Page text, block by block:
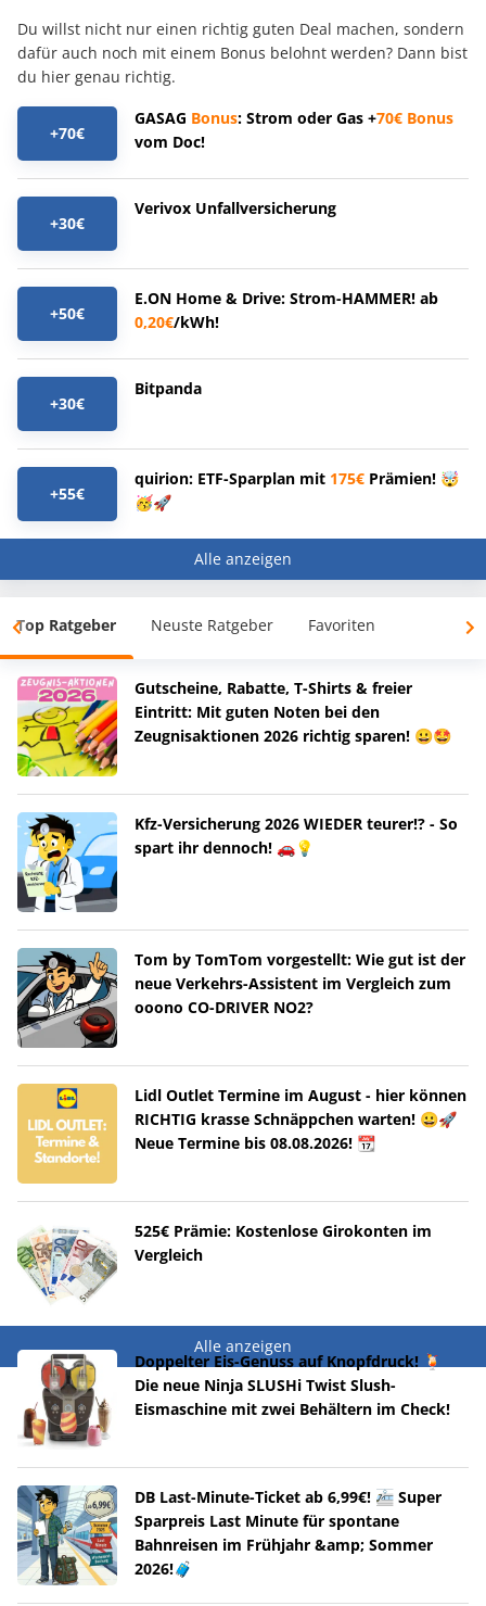
Du willst nicht nur einen richtig guten Deal machen, sondern
dafür auch noch mit einem Bonus belohnt werden? Dann bist
du hier genau richtig.
+70€
GASAG Bonus: Strom oder Gas +70€ Bonus
vom Doc!
+30€
Verivox Unfallversicherung
+50€
E.ON Home & Drive: Strom-HAMMER! ab
0,20€/kWh!
+30€
Bitpanda
+55€
quirion: ETF-Sparplan mit 175€ Prämien! 🤯
🥳🚀
Alle anzeigen
Top Ratgeber Neuste Ratgeber Favoriten
Gutscheine, Rabatte, T-Shirts & freier
Eintritt: Mit guten Noten bei den
Zeugnisaktionen 2026 richtig sparen! 😀🤩
Kfz-Versicherung 2026 WIEDER teurer!? - So
spart ihr dennoch! 🚗💡
Tom by TomTom vorgestellt: Wie gut ist der
neue Verkehrs-Assistent im Vergleich zum
ooono CO-DRIVER NO2?
Lidl Outlet Termine im August - hier können
RICHTIG krasse Schnäppchen warten! 😀🚀
Neue Termine bis 08.08.2026! 📆
525€ Prämie: Kostenlose Girokonten im
Vergleich
Alle anzeigen
Doppelter Eis-Genuss auf Knopfdruck! 🍹
Die neue Ninja SLUSHi Twist Slush-
Eismaschine mit zwei Behältern im Check!
DB Last-Minute-Ticket ab 6,99€! 🚈 Super
Sparpreis Last Minute für spontane
Bahnreisen im Frühjahr &amp; Sommer
2026!🧳